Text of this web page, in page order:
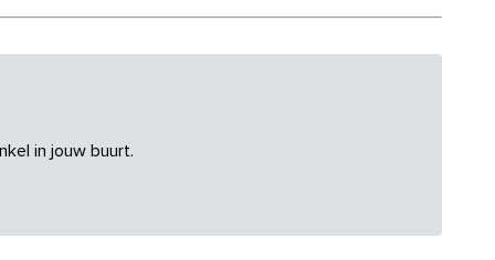
in jouw buurt.